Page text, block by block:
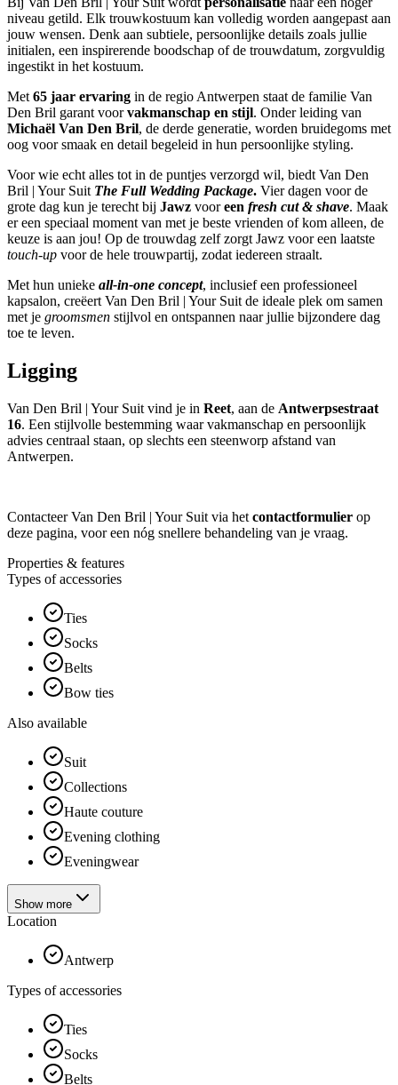
niveau getild. Elk trouwkostuum kan volledig worden aangepast aan
jouw wensen. Denk aan subtiele, persoonlijke details zoals jullie
initialen, een inspirerende boodschap of de trouwdatum, zorgvuldig
ingestikt in het kostuum.
Met 65 jaar ervaring in de regio Antwerpen staat de familie Van
Den Bril garant voorvakmanschap en stijl. Onder leiding van
Michaël Van Den Bril, de derde generatie, worden bruidegoms met
oog voor smaak en detail begeleid in hun persoonlijke styling.
Voor wie echt alles tot in de puntjes verzorgd wil, biedt Van Den
Bril | Your Suit The Full Wedding Package. Vier dagen voor de
grote dag kun je terecht bij Jawz vooreen fresh cut & shave. Maak
er een speciaal moment van met je beste vrienden of kom alleen, de
keuze is aan jou! Op de trouwdag zelf zorgt Jawz voor een laatste
touch-up voor de hele trouwpartij, zodat iedereen straalt.
Met hun unieke all-in-one concept, inclusief een professioneel
kapsalon, creëert Van Den Bril | Your Suit de ideale plek om samen
met je groomsmen stijlvol en ontspannen naar jullie bijzondere dag
toe te leven.
Ligging
Van Den Bril | Your Suit vind je in Reet, aan de Antwerpsestraat
16. Een stijlvolle bestemming waar vakmanschap en persoonlijk
advies centraal staan, op slechts een steenworp afstand van
Antwerpen.
Contacteer Van Den Bril | Your Suit via het contactformulier op
deze pagina, voor een nóg snellere behandeling van je vraag.
Properties & features
Types of accessories
Ties
Socks
Belts
Bow ties
Also available
Suit
Collections
Haute couture
Evening clothing
Eveningwear
Show more
Location
Antwerp
Types of accessories
Ties
Socks
Belts